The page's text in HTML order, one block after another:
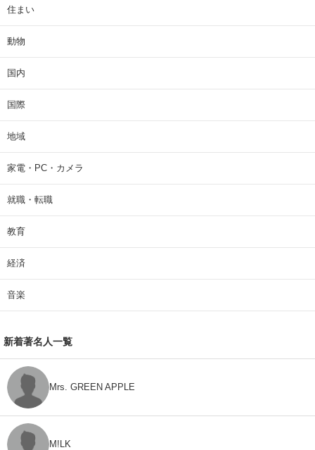
住まい
動物
国内
国際
地域
家電・PC・カメラ
就職・転職
教育
経済
音楽
新着著名人一覧
Mrs. GREEN APPLE
M!LK